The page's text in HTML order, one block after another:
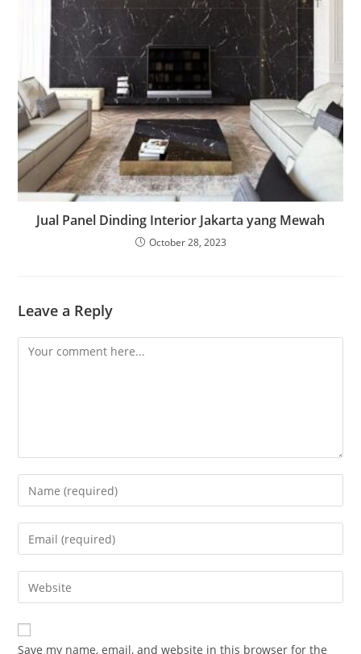
Jual Panel Dinding Interior Jakarta yang Mewah
October 28, 2023
Leave a Reply
Comment
Enter
your
name
comment
Enter
your
email
address
comment
Enter
your
website
URL
Save my name, email, and website in this browser for the